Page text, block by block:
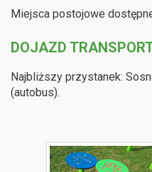
Miejsca postojowe
DOJAZD
Najbliższy przystanek:
(autobus).